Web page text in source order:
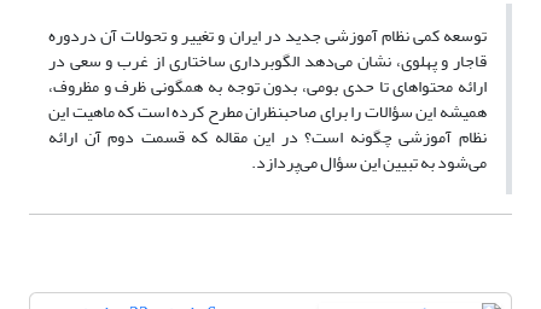
توسعه کمی نظام آموزشی جدید در ایران و تغییر و تحولات آن دردوره
قاجار و پهلوی، نشان می‌دهد الگوبرداری ساختاری از غرب و سعی در
ارائه محتواهای تا حدی بومی، بدون توجه به همگونی ظرف و مظروف،
همیشه این سؤالات را برای صاحبنظران مطرح کرده است که ماهیت این
نظام آموزشی چگونه است؟ در این مقاله که قسمت دوم آن ارائه
می‌شود به تبیین این سؤال می‌پردازد.